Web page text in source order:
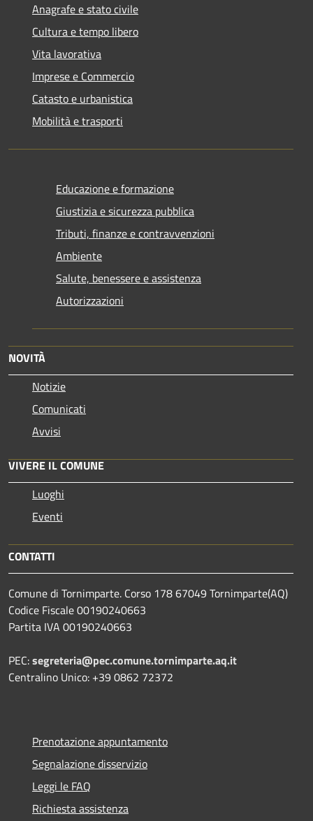
Anagrafe e stato civile
Cultura e tempo libero
Vita lavorativa
Imprese e Commercio
Catasto e urbanistica
Mobilità e trasporti
Educazione e formazione
Giustizia e sicurezza pubblica
Tributi, finanze e contravvenzioni
Ambiente
Salute, benessere e assistenza
Autorizzazioni
NOVITÀ
Notizie
Comunicati
Avvisi
VIVERE IL COMUNE
Luoghi
Eventi
CONTATTI
Comune di Tornimparte. Corso 178 67049 Tornimparte(AQ)
Codice Fiscale 00190240663
Partita IVA 00190240663
PEC:segreteria@pec.comune.tornimparte.aq.it
Centralino Unico: +39 0862 72372
Prenotazione appuntamento
Segnalazione disservizio
Leggi le FAQ
Richiesta assistenza